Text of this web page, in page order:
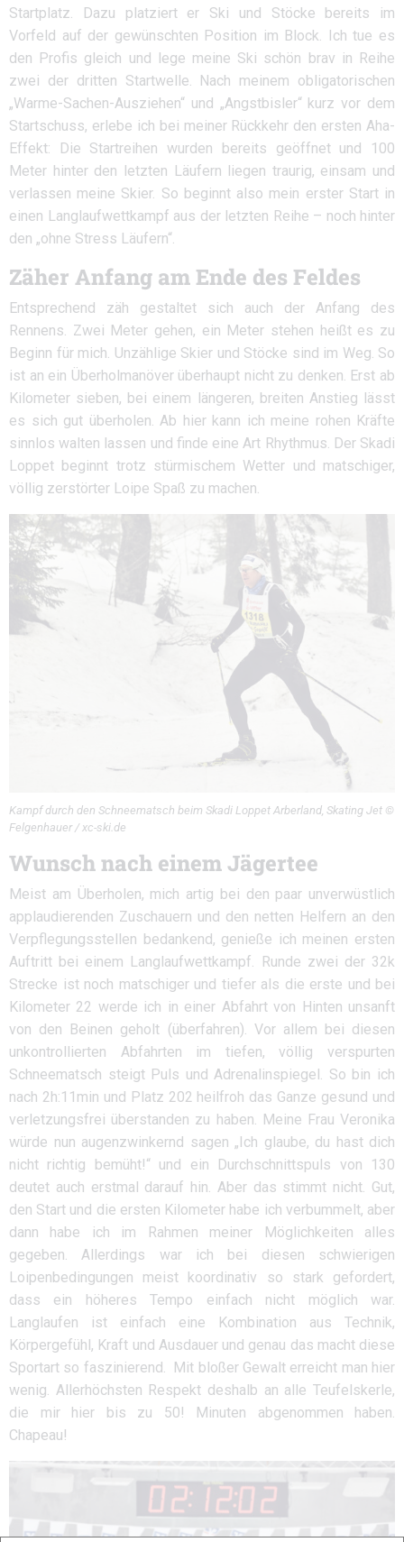
Startplatz. Dazu platziert er Ski und Stöcke bereits im
Vorfeld auf der gewünschten Position im Block. Ich tue es
den Profis gleich und lege meine Ski schön brav in Reihe
zwei der dritten Startwelle. Nach meinem obligatorischen
„Warme-Sachen-Ausziehen“ und „Angstbisler“ kurz vor dem
Startschuss, erlebe ich bei meiner Rückkehr den ersten Aha-
Effekt: Die Startreihen wurden bereits geöffnet und 100
Meter hinter den letzten Läufern liegen traurig, einsam und
verlassen meine Skier. So beginnt also mein erster Start in
einen Langlaufwettkampf aus der letzten Reihe – noch hinter
den „ohne Stress Läufern“.
Zäher Anfang am Ende des Feldes
Entsprechend zäh gestaltet sich auch der Anfang des
Rennens. Zwei Meter gehen, ein Meter stehen heißt es zu
Beginn für mich. Unzählige Skier und Stöcke sind im Weg. So
ist an ein Überholmanöver überhaupt nicht zu denken. Erst ab
Kilometer sieben, bei einem längeren, breiten Anstieg lässt
es sich gut überholen. Ab hier kann ich meine rohen Kräfte
sinnlos walten lassen und finde eine Art Rhythmus. Der Skadi
Loppet beginnt trotz stürmischem Wetter und matschiger,
völlig zerstörter Loipe Spaß zu machen.
Kampf durch den Schneematsch beim Skadi Loppet Arberland, Skating Jet ©
Felgenhauer / xc-ski.de
Wunsch nach einem Jägertee
Meist am Überholen, mich artig bei den paar unverwüstlich
applaudierenden Zuschauern und den netten Helfern an den
Verpflegungsstellen bedankend, genieße ich meinen ersten
Auftritt bei einem Langlaufwettkampf. Runde zwei der 32k
Strecke ist noch matschiger und tiefer als die erste und bei
Kilometer 22 werde ich in einer Abfahrt von Hinten unsanft
von den Beinen geholt (überfahren). Vor allem bei diesen
unkontrollierten Abfahrten im tiefen, völlig verspurten
Schneematsch steigt Puls und Adrenalinspiegel. So bin ich
nach 2h:11min und Platz 202 heilfroh das Ganze gesund und
verletzungsfrei überstanden zu haben. Meine Frau Veronika
würde nun augenzwinkernd sagen „Ich glaube, du hast dich
nicht richtig bemüht!“ und ein Durchschnittspuls von 130
deutet auch erstmal darauf hin. Aber das stimmt nicht. Gut,
den Start und die ersten Kilometer habe ich verbummelt, aber
dann habe ich im Rahmen meiner Möglichkeiten alles
gegeben. Allerdings war ich bei diesen schwierigen
Loipenbedingungen meist koordinativ so stark gefordert,
dass ein höheres Tempo einfach nicht möglich war.
Langlaufen ist einfach eine Kombination aus Technik,
Körpergefühl, Kraft und Ausdauer und genau das macht diese
Sportart so faszinierend. Mit bloßer Gewalt erreicht man hier
wenig. Allerhöchsten Respekt deshalb an alle Teufelskerle,
die mir hier bis zu 50! Minuten abgenommen haben.
Chapeau!